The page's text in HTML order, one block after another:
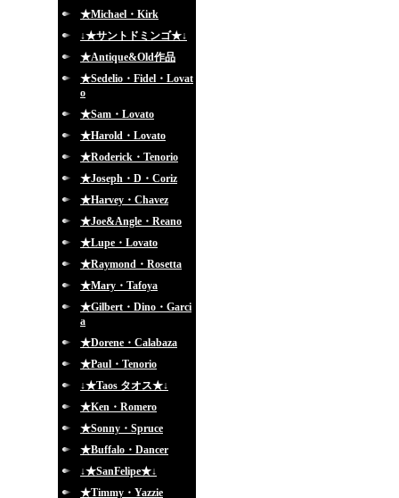
★Michael・Kirk
↓★サントドミンゴ★↓
★Antique&Old作品
★Sedelio・Fidel・Lovat
o
★Sam・Lovato
★Harold・Lovato
★Roderick・Tenorio
★Joseph・D・Coriz
★Harvey・Chavez
★Joe&Angle・Reano
★Lupe・Lovato
★Raymond・Rosetta
★Mary・Tafoya
★Gilbert・Dino・Garci
a
★Dorene・Calabaza
★Paul・Tenorio
↓★Taos タオス★↓
★Ken・Romero
★Sonny・Spruce
★Buffalo・Dancer
↓★SanFelipe★↓
★Timmy・Yazzie